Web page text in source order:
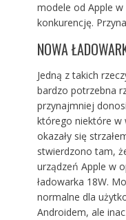
modele od Apple
konkurencję.
NOWA
Jedną z takich
bardzo potrzebna
przynajmniej
którego niektóre w
okazały się
stwierdzono tam,
urządzeń Apple w
ładowarka 18W.
normalne dla
Androidem, ale